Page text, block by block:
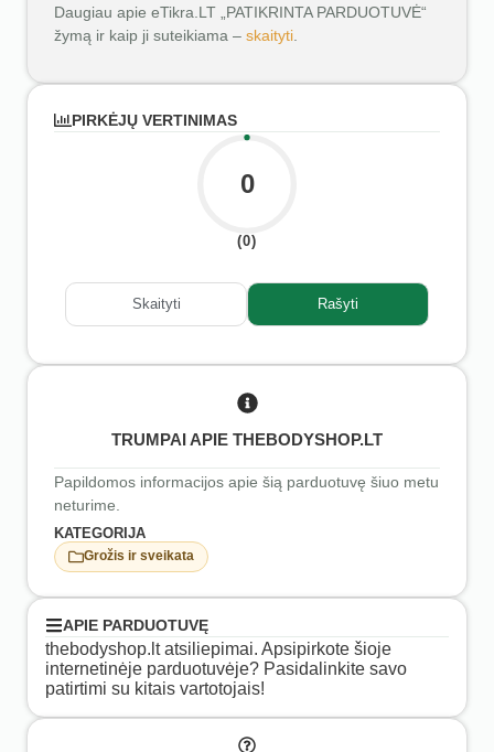
Daugiau apie eTikra.LT „PATIKRINTA PARDUOTUVĖ“
žymą ir kaip ji suteikiama – skaityti
PIRKĖJŲ VERTINIMAS
0
(0)
Skaityti Rašyti
TRUMPAI APIE THEBODYSHOP.LT
Papildomos informacijos apie šią parduotuvę šiuo metu
neturime.
KATEGORIJA
Grožis ir sveikata
APIE PARDUOTUVĘ
thebodyshop.lt atsiliepimai. Apsipirkote šioje
internetinėje parduotuvėje? Pasidalinkite savo
patirtimi su kitais vartotojais!